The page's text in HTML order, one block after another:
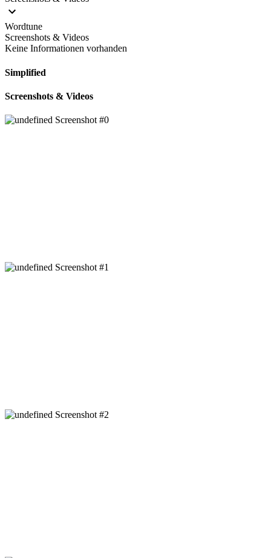
Wordtune
Screenshots & Videos
Keine Informationen vorhanden
Simplified
Screenshots & Videos